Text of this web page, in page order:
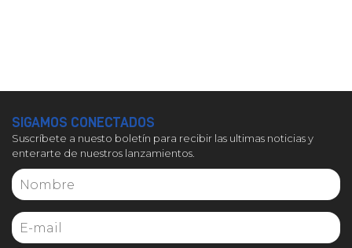
SIGAMOS CONECTADOS
Suscríbete a nuesto boletín para recibir las ultimas noticias y
enterarte de nuestros lanzamientos.